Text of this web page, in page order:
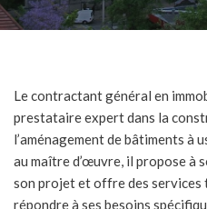
Le contractant général en
prestataire expert dans la
l’aménagement de bâtiments
au maître d’œuvre, il propose à
son projet et offre des services
répondre à ses besoins